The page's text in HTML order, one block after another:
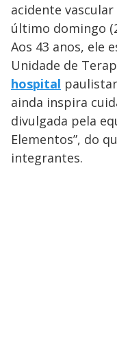
acidente
último domingo
Aos 43 anos, ele
Unidade de
hospital
ainda inspira
divulgada pela
Elementos”, do
integrantes.